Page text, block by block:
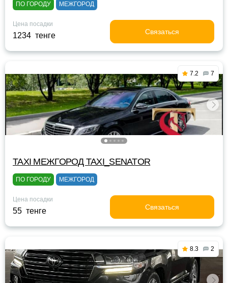
ПО ГОРОДУ МЕЖГОРОД
Цена посадки
1234 тенге Связаться
7.2 7
TAXI МЕЖГОРОД TAXI_SENATOR
ПО ГОРОДУ МЕЖГОРОД
Цена посадки
55 тенге Связаться
8.3 2